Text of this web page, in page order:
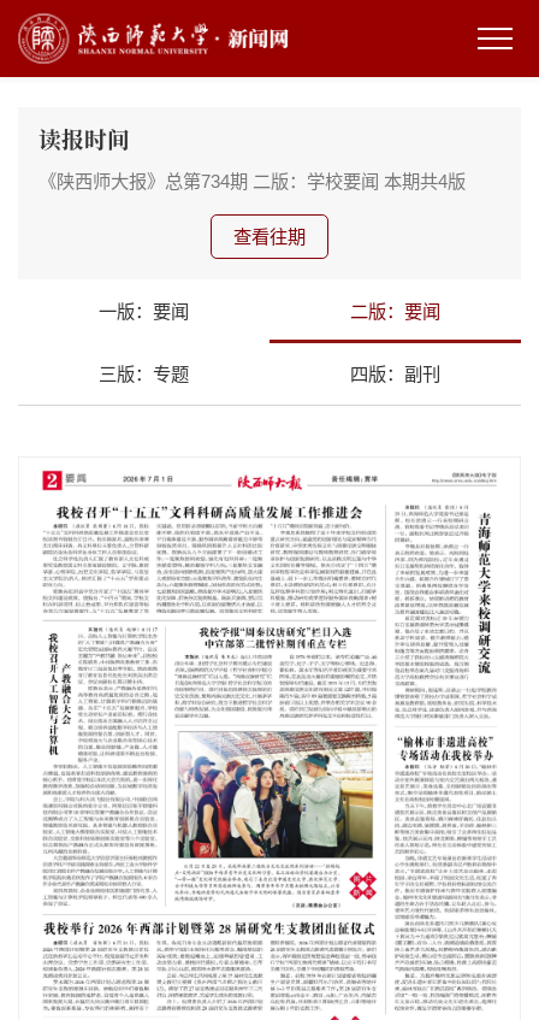
读报时间
《陕西师大报》总第734期 二版：学校要闻 本期共4版
查看往期
一版：要闻 二版：要闻
三版：专题 四版：副刊